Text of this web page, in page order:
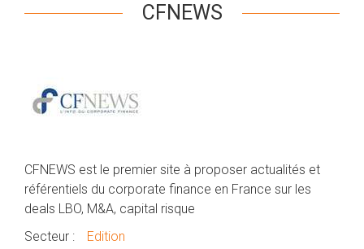
CFNEWS
CFNEWS est le premier site à proposer actualités et
référentiels du corporate finance en France sur les
deals LBO, M&A, capital risque
Secteur :
Edition